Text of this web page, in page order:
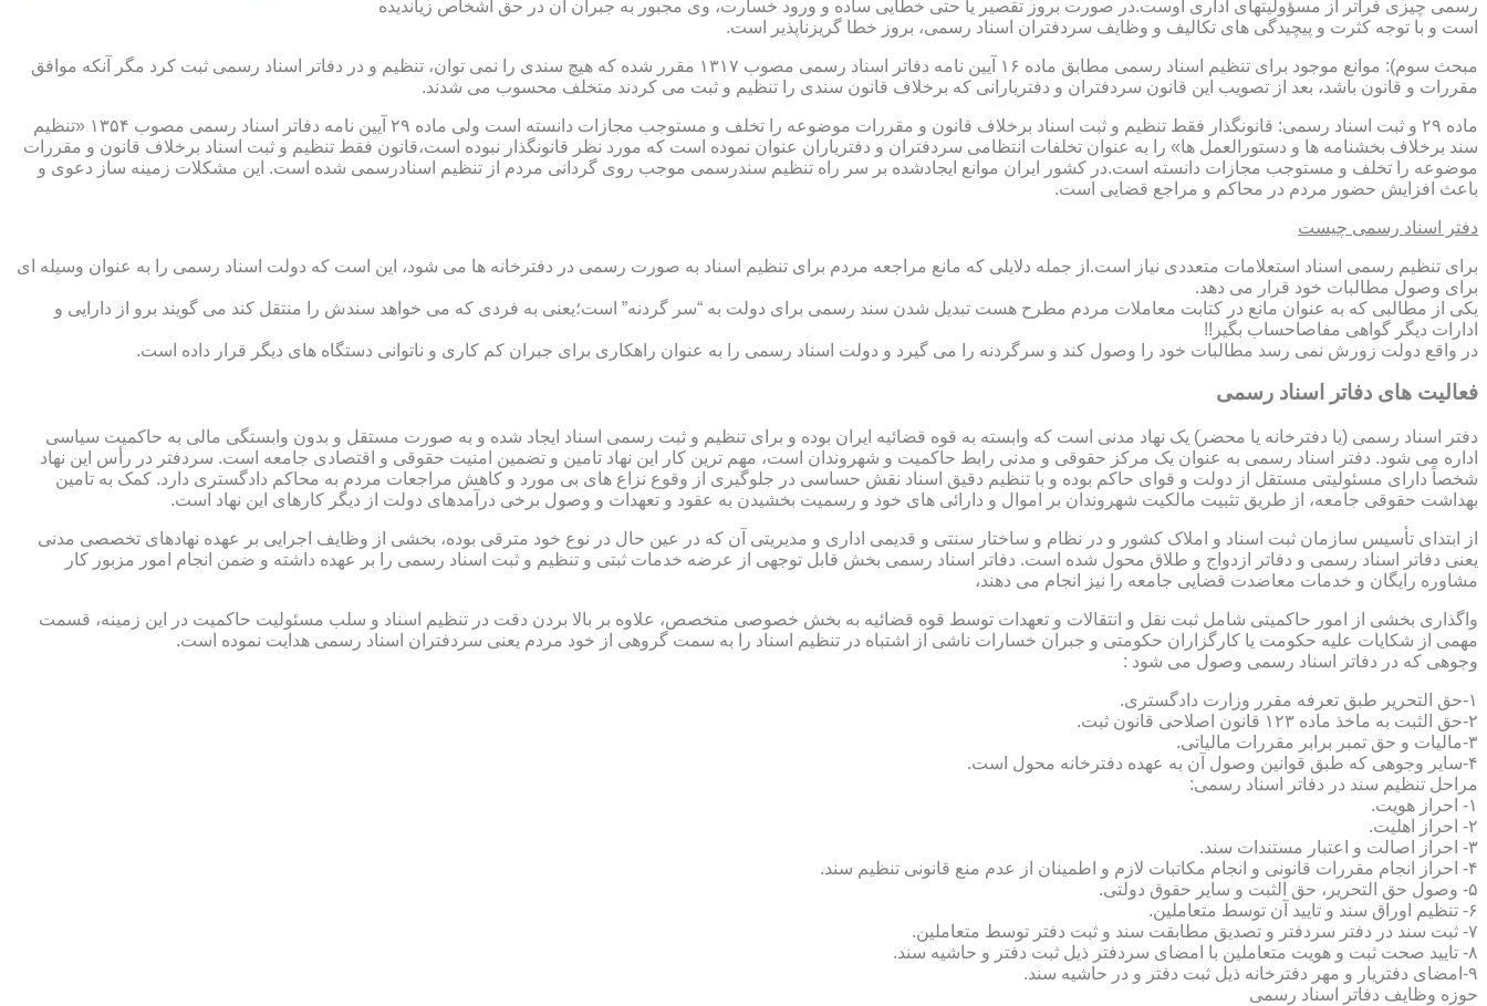
رسمی چیزی فراتر از مسؤولیتهای اداری اوست.در صورت بروز تقصیر یا حتی خطایی ساده و ورود خسارت، وی مجبور به جبران آن در حق اشخاص زیاندیده
است و با توجه کثرت و پیچیدگی های تکالیف و وظایف سردفتران اسناد رسمی، بروز خطا گریزناپذیر است.
مبحث سوم): موانع موجود برای تنظیم اسناد رسمی مطابق ماده ۱۶ آیین نامه دفاتر اسناد رسمی مصوب ۱۳۱۷ مقرر شده که هیچ سندی را نمی توان، تنظیم و در دفاتر اسناد رسمی ثبت کرد مگر آنکه موافق
مقررات و قانون باشد، بعد از تصویب این قانون سردفتران و دفتریارانی که برخلاف قانون سندی را تنظیم و ثبت می کردند متخلف محسوب می شدند.
ماده ۲۹ و ثبت اسناد رسمی: قانونگذار فقط تنظیم و ثبت اسناد برخلاف قانون و مقررات موضوعه را تخلف و مستوجب مجازات دانسته است ولی ماده ۲۹ آیین نامه دفاتر اسناد رسمی مصوب ۱۳۵۴ «تنظیم
سند برخلاف بخشنامه ها و دستورالعمل ها» را به عنوان تخلفات انتظامی سردفتران و دفتریاران عنوان نموده است که مورد نظر قانونگذار نبوده است،قانون فقط تنظیم و ثبت اسناد برخلاف قانون و مقررات
موضوعه را تخلف و مستوجب مجازات دانسته است.در کشور ایران موانع ایجادشده بر سر راه تنظیم سندرسمی موجب روی گردانی مردم از تنظیم اسنادرسمی شده است. این مشکلات زمینه ساز دعوی و
باعث افزایش حضور مردم در محاکم و مراجع قضایی است.
دفتر اسناد رسمی چیست
برای تنظیم رسمی اسناد استعلامات متعددی نیاز است.از جمله دلایلی که مانع مراجعه مردم برای تنظیم اسناد به صورت رسمی در دفترخانه ها می شود، این است که دولت اسناد رسمی را به عنوان وسیله ای
برای وصول مطالبات خود قرار می دهد.
یکی از مطالبی که به عنوان مانع در کتابت معاملات مردم مطرح هست تبدیل شدن سند رسمی برای دولت به “سر گردنه” است؛یعنی به فردی که می خواهد سندش را منتقل کند می گویند برو از دارایی و
ادارات دیگر گواهی مفاصاحساب بگیر!!
در واقع دولت زورش نمی رسد مطالبات خود را وصول کند و سرگردنه را می گیرد و دولت اسناد رسمی را به عنوان راهکاری برای جبران کم کاری و ناتوانی دستگاه های دیگر قرار داده است.
فعالیت های دفاتر اسناد رسمی
دفتر اسناد رسمی (یا دفترخانه یا محضر) یک نهاد مدنی است که وابسته به قوه قضائیه ایران بوده و برای تنظیم و ثبت رسمی اسناد ایجاد شده و به صورت مستقل و بدون وابستگی مالی به حاکمیت سیاسی
اداره می شود. دفتر اسناد رسمی به عنوان یک مرکز حقوقی و مدنی رابط حاکمیت و شهروندان است، مهم ترین کار این نهاد تامین و تضمین امنیت حقوقی و اقتصادی جامعه است. سردفتر در رأس این نهاد
شخصاً دارای مسئولیتی مستقل از دولت و قوای حاکم بوده و با تنظیم دقیق اسناد نقش حساسی در جلوگیری از وقوع نزاع های بی مورد و کاهش مراجعات مردم به محاکم دادگستری دارد. کمک به تامین
بهداشت حقوقی جامعه، از طریق تثبیت مالکیت شهروندان بر اموال و دارائی های خود و رسمیت بخشیدن به عقود و تعهدات و وصول برخی درآمدهای دولت از دیگر کارهای این نهاد است.
از ابتدای تأسیس سازمان ثبت اسناد و املاک کشور و در نظام و ساختار سنتی و قدیمی اداری و مدیریتی آن که در عین حال در نوع خود مترقی بوده، بخشی از وظایف اجرایی بر عهده نهادهای تخصصی مدنی
یعنی دفاتر اسناد رسمی و دفاتر ازدواج و طلاق محول شده است. دفاتر اسناد رسمی بخش قابل توجهی از عرضه خدمات ثبتی و تنظیم و ثبت اسناد رسمی را بر عهده داشته و ضمن انجام امور مزبور کار
مشاوره رایگان و خدمات معاضدت قضایی جامعه را نیز انجام می دهند،
واگذاری بخشی از امور حاکمیتی شامل ثبت نقل و انتقالات و تعهدات توسط قوه قضائیه به بخش خصوصی متخصص، علاوه بر بالا بردن دقت در تنظیم اسناد و سلب مسئولیت حاکمیت در این زمینه، قسمت
مهمی از شکایات علیه حکومت یا کارگزاران حکومتی و جبران خسارات ناشی از اشتباه در تنظیم اسناد را به سمت گروهی از خود مردم یعنی سردفتران اسناد رسمی هدایت نموده است.
وجوهی که در دفاتر اسناد رسمی وصول می شود :
۱-حق التحریر طبق تعرفه مقرر وزارت دادگستری.
۲-حق الثبت به ماخذ ماده ۱۲۳ قانون اصلاحی قانون ثبت.
۳-مالیات و حق تمبر برابر مقررات مالیاتی.
۴-سایر وجوهی که طبق قوانین وصول آن به عهده دفترخانه محول است.
مراحل تنظیم سند در دفاتر اسناد رسمی:
۱- احراز هویت.
۲- احراز اهلیت.
۳- احراز اصالت و اعتبار مستندات سند.
۴- احراز انجام مقررات قانونی و انجام مکاتبات لازم و اطمینان از عدم منع قانونی تنظیم سند.
۵- وصول حق التحریر، حق الثبت و سایر حقوق دولتی.
۶- تنظیم اوراق سند و تایید آن توسط متعاملین.
۷- ثبت سند در دفتر سردفتر و تصدیق مطابقت سند و ثبت دفتر توسط متعاملین.
۸- تایید صحت ثبت و هویت متعاملین با امضای سردفتر ذیل ثبت دفتر و حاشیه سند.
۹-امضای دفتریار و مهر دفترخانه ذیل ثبت دفتر و در حاشیه سند.
حوزه وظایف دفاتر اسناد رسمی